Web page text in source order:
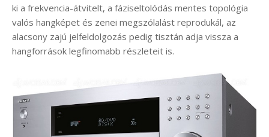
ki a frekvencia-átvitelt, a fáziseltolódás mentes topológia
valós hangképet és zenei megszólalást reprodukál, az
alacsony zajú jelfeldolgozás pedig tisztán adja vissza a
hangforrások legfinomabb részleteit is.